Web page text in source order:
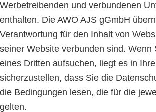
Werbetreibenden und verbundenen
enthalten. Die AWO AJS gGmbH
Verantwortung für den Inhalt von
seiner Website verbunden sind. Wenn
eines Dritten aufsuchen, liegt es in
sicherzustellen, dass Sie die
die Bedingungen lesen, die für die
gelten.